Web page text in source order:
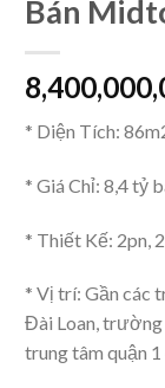
Bán
* Diện Tích:
* Giá Chỉ: 8,4 tỷ
* Thiết Kế: 2pn,
* Vị trí: Gần các
Đài Loan, trường
trung tâm quận